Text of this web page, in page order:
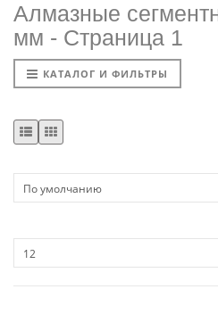
Алмазные
мм - Cтраница 1
КАТАЛОГ И ФИЛЬТРЫ